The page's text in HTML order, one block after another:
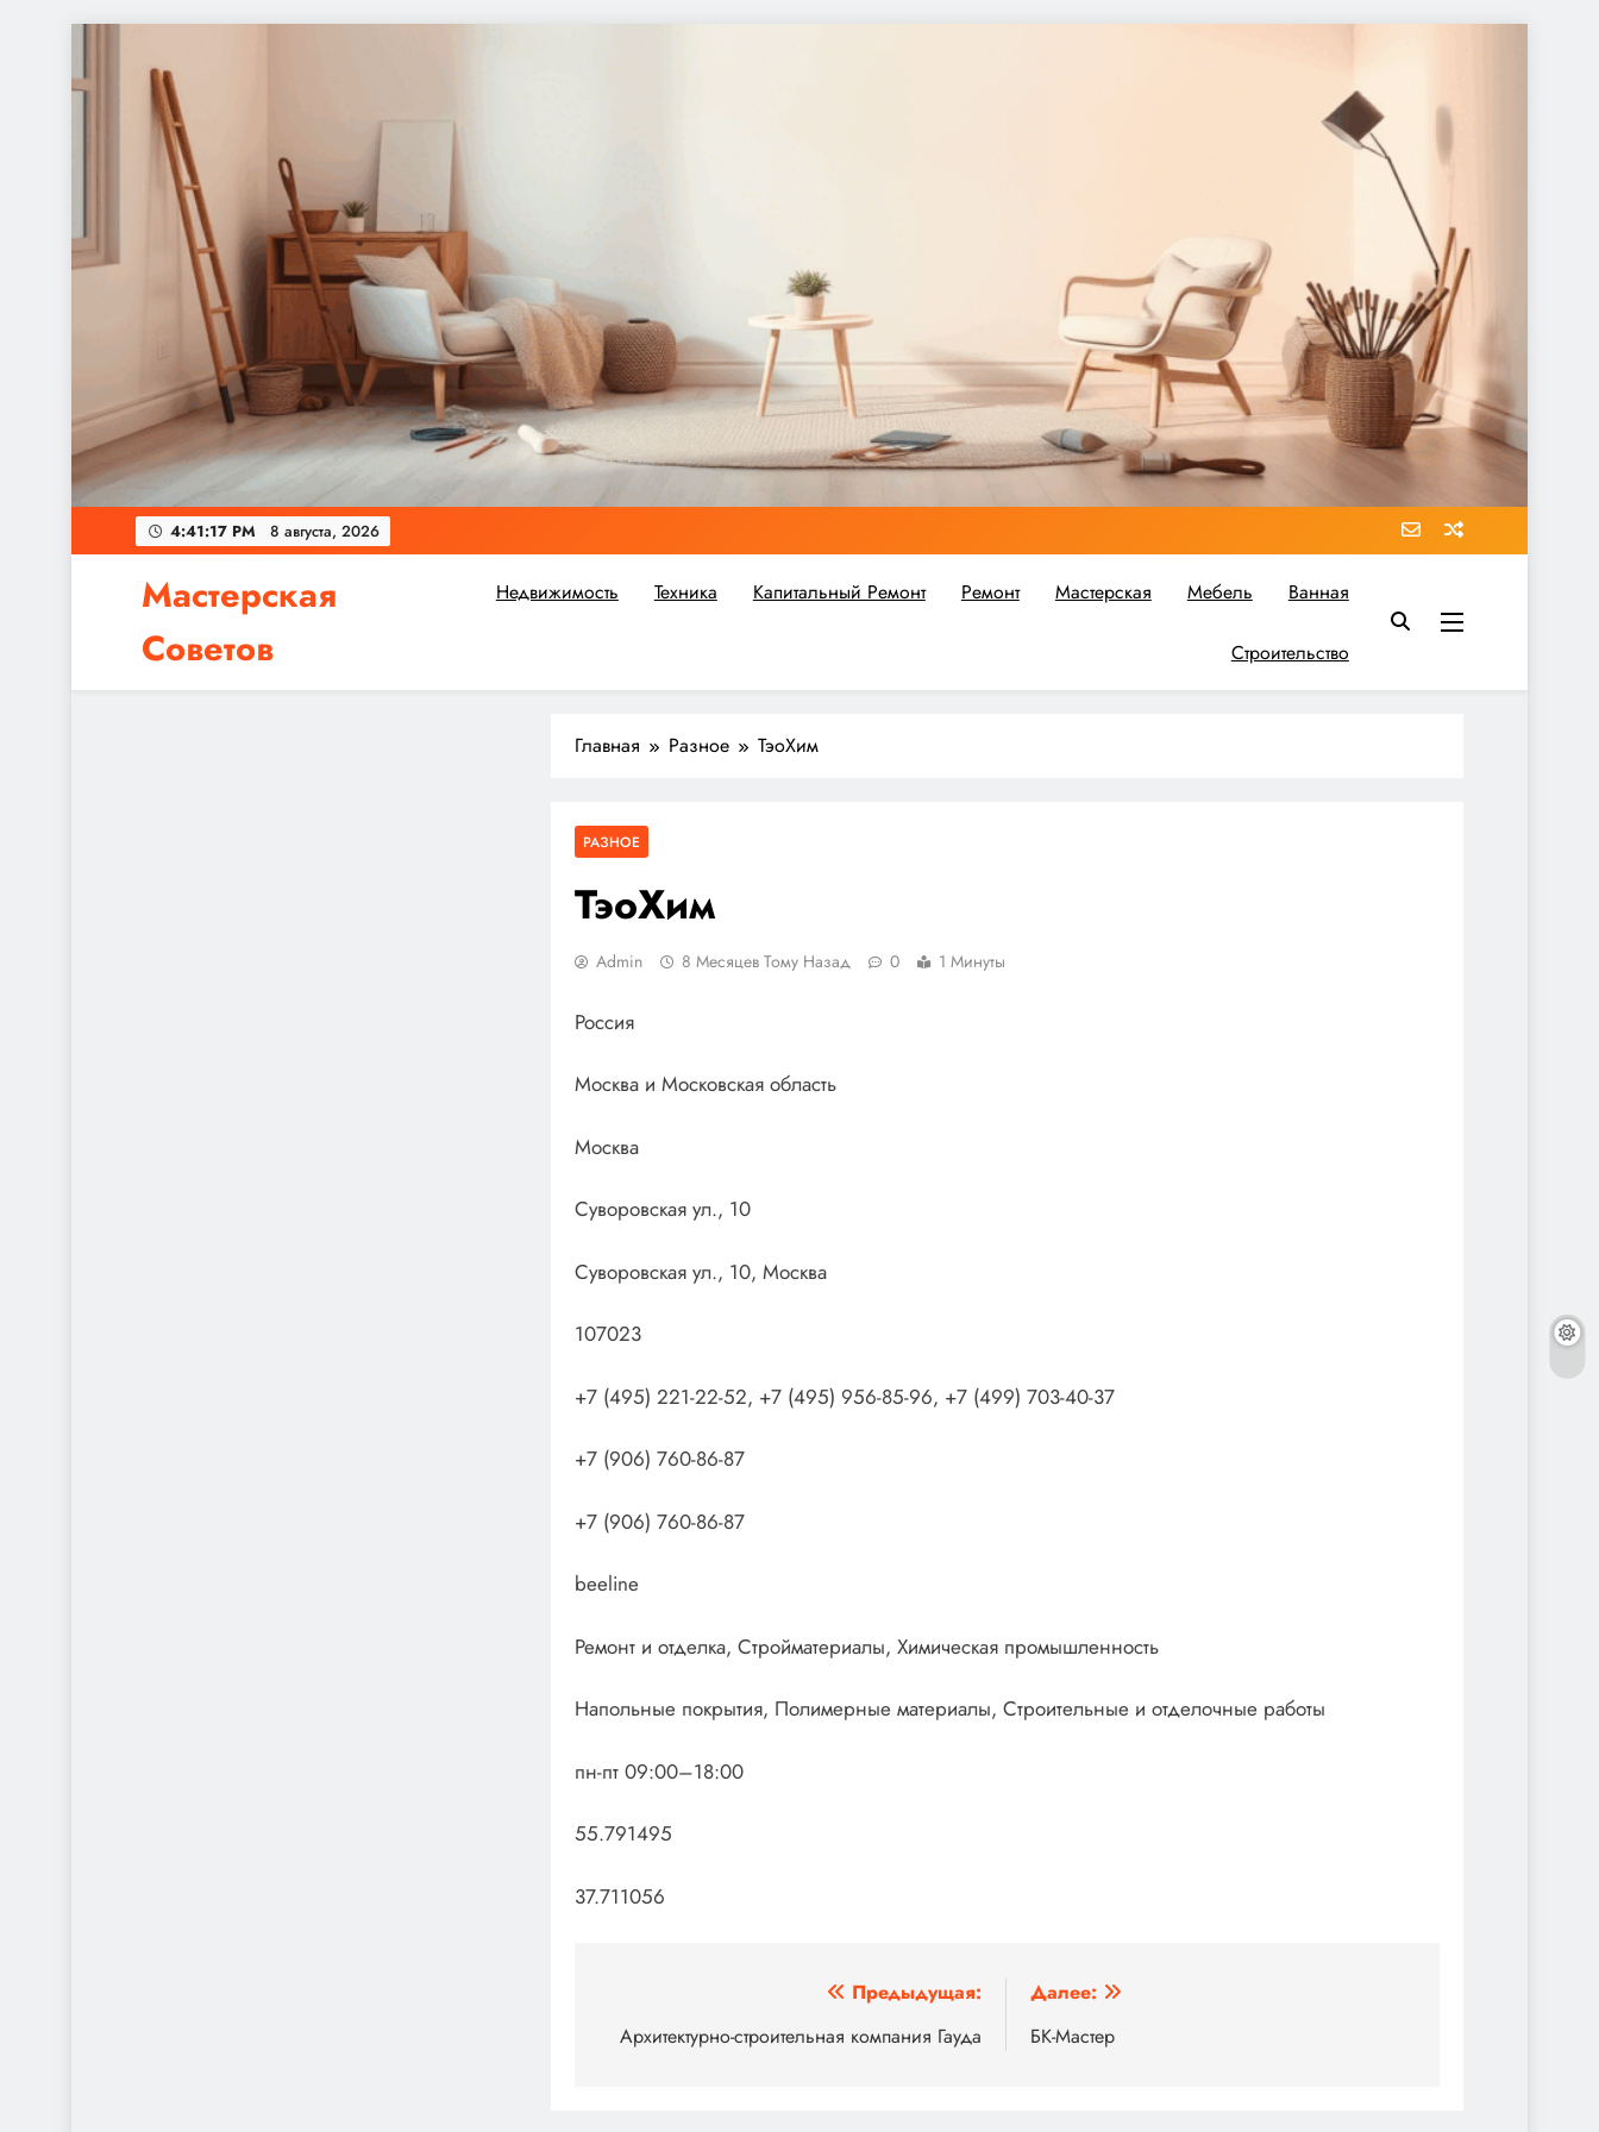
содержимому
4:41:17 PM 8 августа, 2026
Мастерская
Советов
Независимо от того, планируете ли вы небольшой ремонт или крупное строительство, в Мастерской Советов вы найдете все необходимое для реализации своих идей!
Недвижимость Техника Капитальный Ремонт Ремонт Мастерская Мебель Ванная
Строительство
Главная Разное ТэоХим
РАЗНОЕ
ТэоХим
Admin 8 Месяцев Тому Назад 0 1 Минуты
Россия
Москва и Московская область
Москва
Суворовская ул., 10
Суворовская ул., 10, Москва
107023
+7 (495) 221-22-52, +7 (495) 956-85-96, +7 (499) 703-40-37
+7 (906) 760-86-87
+7 (906) 760-86-87
beeline
Ремонт и отделка, Стройматериалы, Химическая промышленность
Напольные покрытия, Полимерные материалы, Строительные и отделочные работы
пн-пт 09:00–18:00
55.791495
37.711056
по
Предыдущая:
Архитектурно-строительная компания Гауда
Далее:
БК-Мастер